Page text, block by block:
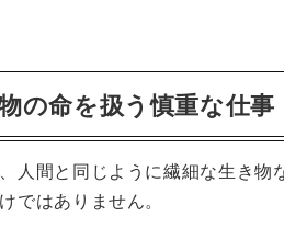
の命を扱う慎重な仕事
人間と同じように繊細な生き
ではありません。